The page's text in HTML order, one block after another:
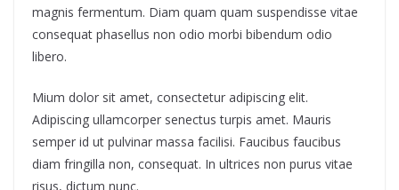
magnis fermentum. Diam quam quam suspendisse vitae
consequat phasellus non odio morbi bibendum odio
libero.
Mium dolor sit amet, consectetur adipiscing elit.
Adipiscing ullamcorper senectus turpis amet. Mauris
semper id ut pulvinar massa facilisi. Faucibus faucibus
diam fringilla non, consequat. In ultrices non purus vitae
risus, dictum nunc.